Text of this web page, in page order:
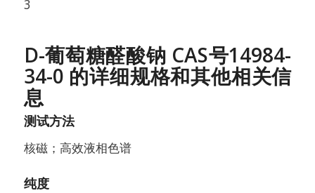
3
D-葡萄糖醛酸钠 CAS号14984-
34-0 的详细规格和其他相关信
息
测试方法
核磁；高效液相色谱
纯度